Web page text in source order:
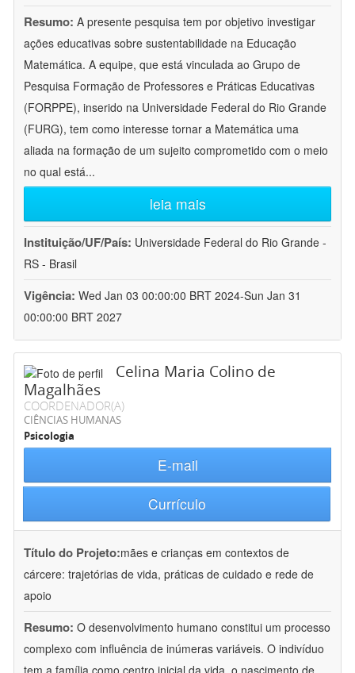
Resumo: A presente pesquisa tem por objetivo investigar
ações educativas sobre sustentabilidade na Educação
Matemática. A equipe, que está vinculada ao Grupo de
Pesquisa Formação de Professores e Práticas Educativas
(FORPPE), inserido na Universidade Federal do Rio Grande
(FURG), tem como interesse tornar a Matemática uma
aliada na formação de um sujeito comprometido com o meio
no qual está...
leia mais
Instituição/UF/País: Universidade Federal do Rio Grande -
RS - Brasil
Vigência: Wed Jan 03 00:00:00 BRT 2024-Sun Jan 31
00:00:00 BRT 2027
Celina Maria Colino de
Magalhães
COORDENADOR(A)
CIÊNCIAS HUMANAS
Psicologia
E-mail
Currículo
Título do Projeto:mães e crianças em contextos de
cárcere: trajetórias de vida, práticas de cuidado e rede de
apoio
Resumo: O desenvolvimento humano constitui um processo
complexo com influência de inúmeras variáveis. O indivíduo